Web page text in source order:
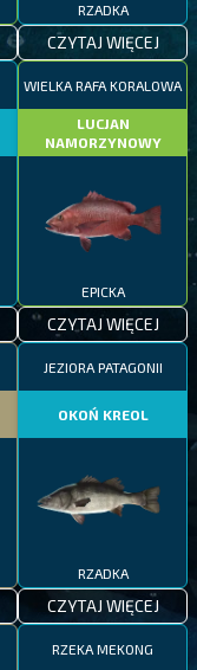
RZADKA
CZYTAJ WIĘCEJ
WIELKA RAFA KORALOWA
LUCJAN
NAMORZYNOWY
EPICKA
CZYTAJ WIĘCEJ
JEZIORA PATAGONII
OKOŃ KREOL
RZADKA
CZYTAJ WIĘCEJ
RZEKA MEKONG